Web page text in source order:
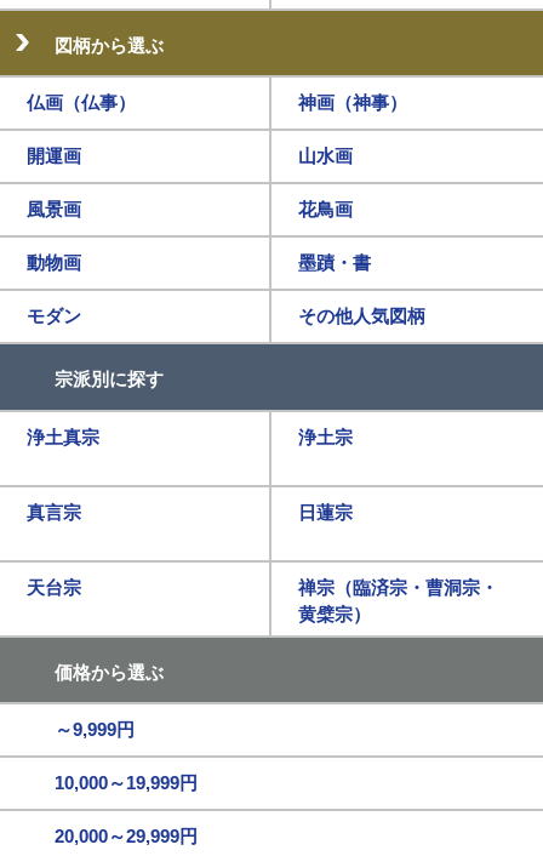
図柄から選ぶ
仏画（仏事） 神画（神事）
開運画 山水画
風景画 花鳥画
動物画 墨蹟・書
モダン その他人気図柄
宗派別に探す
浄土真宗 浄土宗
真言宗 日蓮宗
天台宗
禅宗（臨済宗・曹洞宗・
黄檗宗）
価格から選ぶ
～9,999円
10,000～19,999円
20,000～29,999円